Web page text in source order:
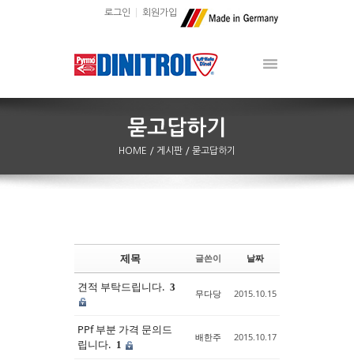
로그인 회원가입
HOME / 게시판 / 묻고답하기
제목 글쓴이 날짜
견적 부탁드립니다. 3
무다당 2015.10.15
PPf 부분 가격 문의드
립니다. 1
배한주 2015.10.17
Sketchbook5, 스케치북5
Sketchbook5, 스케치북5